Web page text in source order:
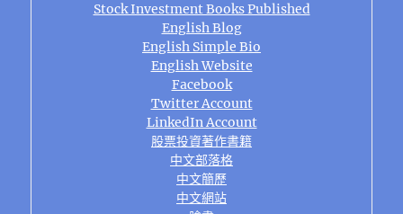
Stock Investment Books Published
English Blog
English Simple Bio
English Website
Facebook
Twitter Account
LinkedIn Account
股票投資著作書籍
中文部落格
中文簡歷
中文網站